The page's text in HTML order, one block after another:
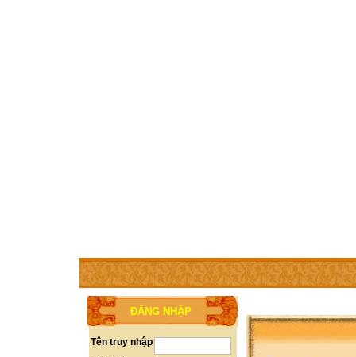
TRANG CHỦ THÀNH VIÊN TRỢ GIÚP WEBSITE
ĐĂNG NHẬP
Tên truy nhập